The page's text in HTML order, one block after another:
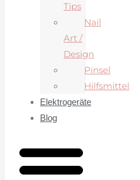
Tips
Nail
Art /
Design
Pinsel
Hilfsmittel
Elektrogeräte
Blog